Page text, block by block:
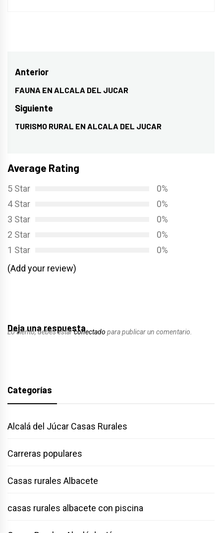
Navegación
de
entradas
Anterior
Entrada
anterior:
FAUNA EN ALCALA DEL JUCAR
Siguiente
Entrada
TURISMO RURAL EN ALCALA DEL JUCAR
Average Rating
5 Star
0%
4 Star
0%
3 Star
0%
2 Star
0%
1 Star
0%
(Add your review)
Deja una respuesta
Lo siento, debes estarconectado para publicar un comentario.
Categorías
Alcalá del Júcar Casas Rurales
Carreras populares
Casas rurales Albacete
casas rurales albacete con piscina